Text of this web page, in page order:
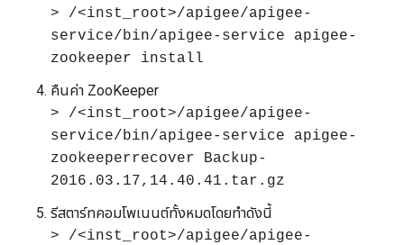
> /<inst_root>/apigee/apigee-
service/bin/apigee-service apigee-
zookeeper install
คืนค่า ZooKeeper
> /<inst_root>/apigee/apigee-
service/bin/apigee-service apigee-
zookeeperrecover Backup-
2016.03.17,14.40.41.tar.gz
รีสตาร์ทคอมโพเนนต์ทั้งหมดโดยทำดังนี้
> /<inst_root>/apigee/apigee-